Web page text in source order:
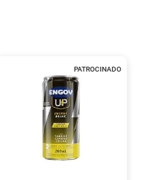
PATROCINADO